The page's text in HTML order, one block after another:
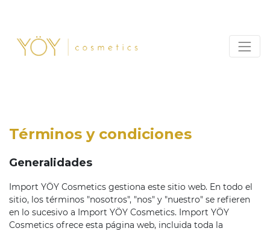
Términos y condiciones
Generalidades
Import YÖY Cosmetics gestiona este sitio web. En todo el
sitio, los términos "nosotros", "nos" y "nuestro" se refieren
en lo sucesivo a Import YÖY Cosmetics. Import YÖY
Cosmetics ofrece esta página web, incluida toda la